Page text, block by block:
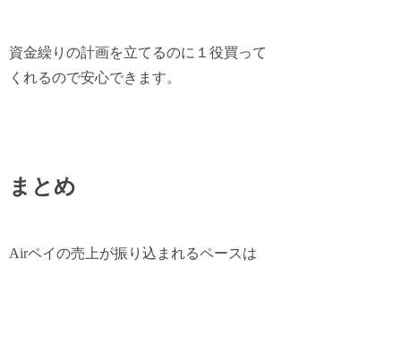
資金繰りの計画を立てるのに１役買って
くれるので安心できます。
まとめ
Airペイの売上が振り込まれるペースは